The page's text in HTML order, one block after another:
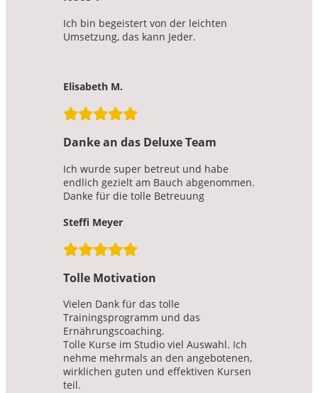
Ich bin begeistert von der leichten
Umsetzung, das kann Jeder.
Elisabeth M.
Danke an das Deluxe Team
Ich wurde super betreut und habe
endlich gezielt am Bauch abgenommen.
Danke für die tolle Betreuung
Steffi Meyer
Tolle Motivation
Vielen Dank für das tolle
Trainingsprogramm und das
Ernährungscoaching.
Tolle Kurse im Studio viel Auswahl. Ich
nehme mehrmals an den angebotenen,
wirklichen guten und effektiven Kursen
teil.